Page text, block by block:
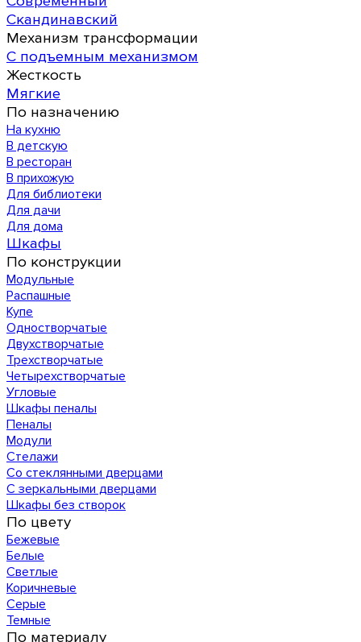
Скандинавский
Механизм трансформации
С подъемным механизмом
Жесткость
Мягкие
По назначению
На кухню
В детскую
В ресторан
В прихожую
Для библиотеки
Для дачи
Для дома
Шкафы
По конструкции
Модульные
Распашные
Купе
Одностворчатые
Двухстворчатые
Трехстворчатые
Четырехстворчатые
Угловые
Шкафы пеналы
Пеналы
Модули
Стелажи
Со стеклянными дверцами
С зеркальными дверцами
Шкафы без створок
По цвету
Бежевые
Белые
Светлые
Коричневые
Серые
Темные
По материалу